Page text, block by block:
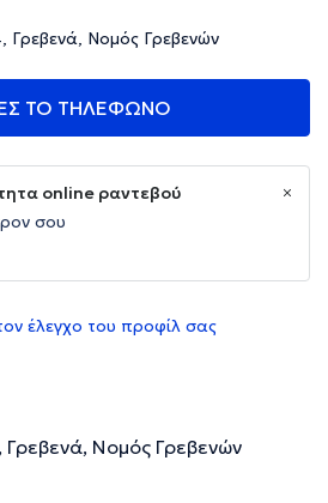
Γρεβενά, Νομός Γρεβενών
ΤΟ ΤΗΛΕΦΩΝΟ
online ραντεβού
σου
έλεγχο του προφίλ σας
Νομός Γρεβενών